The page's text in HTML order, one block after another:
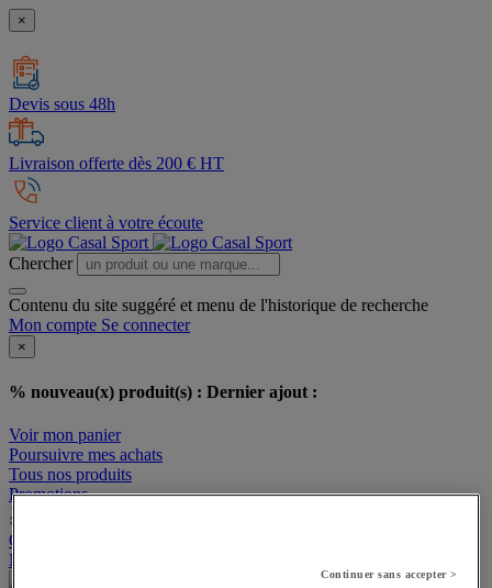
×
Devis sous 48h
Livraison offerte dès 200 € HT
Service client à votre écoute
Chercher
Contenu du site suggéré et menu de l'historique de recherche
Mon compte Se connecter
×
% nouveau(x) produit(s) : Dernier ajout :
Voir mon panier
Poursuivre mes achats
Tous nos produits
Promotions
Offre responsable
Nos services
Continuer sans accepter >